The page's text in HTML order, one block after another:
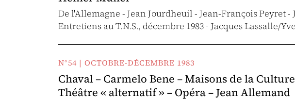
De l'Allemagne - Jean Jourdheuil - Jean-François Peyret
Entretiens au T.N.S., décembre 1983 - Jacques Lassalle/
N°54 | OCTOBRE-DÉCEMBRE 1983
Chaval – Carmelo Bene – Maisons de la
Théâtre « alternatif » – Opéra – Jean Allemand